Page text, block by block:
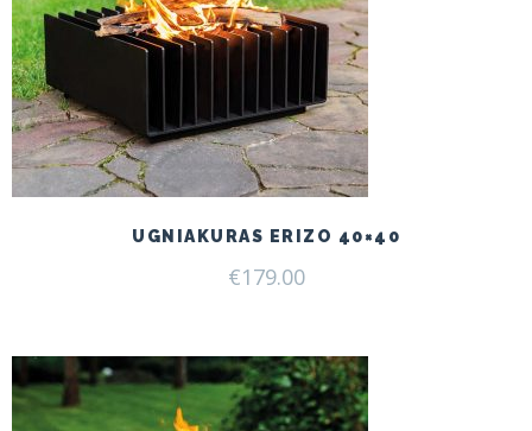
UGNIAKURAS ERIZO 40×40
€179.00